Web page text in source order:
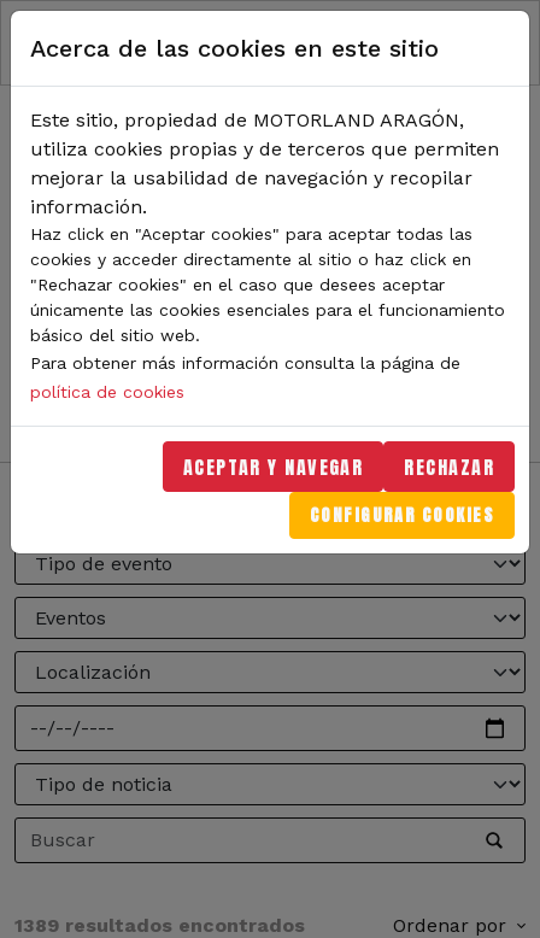
Pasar al contenido principal
RUTA DE NAVEGACIÓN
Inicio Noticias
TODA LA ACTUALIDAD DE
MOTORLAND
Sigue de cerca todas las novedades de MotorLand
Aragón. Aquí encontrarás noticias sobre eventos,
competiciones, pilotos, novedades del circuito y
mucho más. Filtra por categoría o tipo de contenido y
no te pierdas nada del mundo del motor.
1389 resultados encontrados Ordenar por
Acerca de las cookies en este sitio
Este sitio, propiedad de MOTORLAND ARAGÓN,
utiliza cookies propias y de terceros que permiten
mejorar la usabilidad de navegación y recopilar
información.
Haz click en "Aceptar cookies" para aceptar todas las
cookies y acceder directamente al sitio o haz click en
"Rechazar cookies" en el caso que desees aceptar
únicamente las cookies esenciales para el funcionamiento
básico del sitio web.
Para obtener más información consulta la página de
política de cookies
ACEPTAR Y NAVEGAR RECHAZAR
CONFIGURAR COOKIES